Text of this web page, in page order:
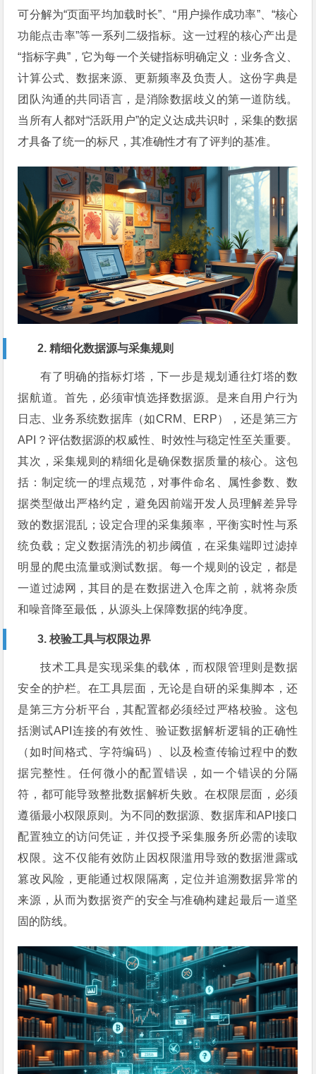
可分解为“页面平均加载时长”、“用户操作成功率”、“核心
功能点击率”等一系列二级指标。这一过程的核心产出是
“指标字典”，它为每一个关键指标明确定义：业务含义、
计算公式、数据来源、更新频率及负责人。这份字典是
团队沟通的共同语言，是消除数据歧义的第一道防线。
当所有人都对“活跃用户”的定义达成共识时，采集的数据
才具备了统一的标尺，其准确性才有了评判的基准。
2. 精细化数据源与采集规则
有了明确的指标灯塔，下一步是规划通往灯塔的数
据航道。首先，必须审慎选择数据源。是来自用户行为
日志、业务系统数据库（如CRM、ERP），还是第三方
API？评估数据源的权威性、时效性与稳定性至关重要。
其次，采集规则的精细化是确保数据质量的核心。这包
括：制定统一的埋点规范，对事件命名、属性参数、数
据类型做出严格约定，避免因前端开发人员理解差异导
致的数据混乱；设定合理的采集频率，平衡实时性与系
统负载；定义数据清洗的初步阈值，在采集端即过滤掉
明显的爬虫流量或测试数据。每一个规则的设定，都是
一道过滤网，其目的是在数据进入仓库之前，就将杂质
和噪音降至最低，从源头上保障数据的纯净度。
3. 校验工具与权限边界
技术工具是实现采集的载体，而权限管理则是数据
安全的护栏。在工具层面，无论是自研的采集脚本，还
是第三方分析平台，其配置都必须经过严格校验。这包
括测试API连接的有效性、验证数据解析逻辑的正确性
（如时间格式、字符编码）、以及检查传输过程中的数
据完整性。任何微小的配置错误，如一个错误的分隔
符，都可能导致整批数据解析失败。在权限层面，必须
遵循最小权限原则。为不同的数据源、数据库和API接口
配置独立的访问凭证，并仅授予采集服务所必需的读取
权限。这不仅能有效防止因权限滥用导致的数据泄露或
篡改风险，更能通过权限隔离，定位并追溯数据异常的
来源，从而为数据资产的安全与准确构建起最后一道坚
固的防线。